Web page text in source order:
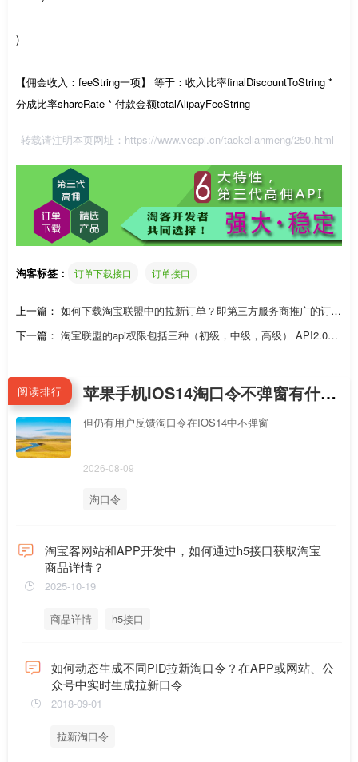
)
【佣金收入：feeString一项】 等于：收入比率finalDiscountToString *
分成比率shareRate * 付款金额totalAlipayFeeString
转载请注明本页网址： https://www.veapi.cn/taokelianmeng/250.html
淘客标签： 订单下载接口 订单接口
上一篇： 如何下载淘宝联盟中的拉新订单？即第三方服务商推广的订单
接口
下一篇： 淘宝联盟的api权限包括三种（初级，中级，高级） API2.0介
阅读排行 苹果手机IOS14淘口令不弹窗有什么解决办法？
但仍有用户反馈淘口令在IOS14中不弹窗
2026-08-09
淘口令
淘宝客网站和APP开发中，如何通过h5接口获取淘宝
商品详情？
2025-10-19
商品详情 h5接口
如何动态生成不同PID拉新淘口令？在APP或网站、公
众号中实时生成拉新口令
2018-09-01
拉新淘口令